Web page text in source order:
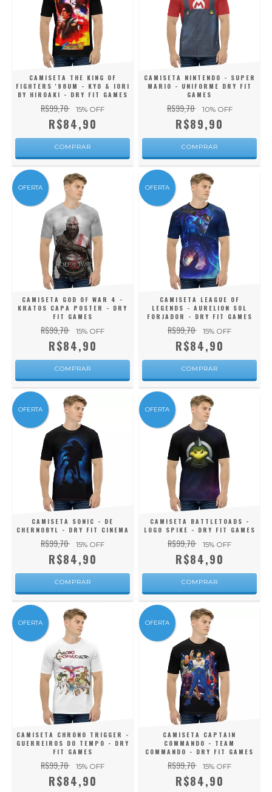
CAMISETA THE KING OF
FIGHTERS '98UM - KYO & IORI
BY HIROAKI - DRY FIT GAMES
R$99,70 15% OFF
R$84,90
COMPRAR
CAMISETA NINTENDO - SUPER
MARIO - UNIFORME DRY FIT
GAMES
R$99,70 10% OFF
R$89,90
COMPRAR
OFERTA
CAMISETA GOD OF WAR 4 -
KRATOS CAPA POSTER - DRY
FIT GAMES
R$99,70 15% OFF
R$84,90
COMPRAR
OFERTA
CAMISETA LEAGUE OF
LEGENDS - AURELION SOL
FORJADOR - DRY FIT GAMES
R$99,70 15% OFF
R$84,90
COMPRAR
OFERTA
CAMISETA SONIC - DE
CHERNOBYL - DRY FIT CINEMA
R$99,70 15% OFF
R$84,90
COMPRAR
OFERTA
CAMISETA BATTLETOADS -
LOGO SPIKE - DRY FIT GAMES
R$99,70 15% OFF
R$84,90
COMPRAR
OFERTA
CAMISETA CHRONO TRIGGER -
GUERREIROS DO TEMPO - DRY
FIT GAMES
R$99,70 15% OFF
R$84,90
OFERTA
CAMISETA CAPTAIN
COMMANDO - TEAM
COMMANDO - DRY FIT GAMES
R$99,70 15% OFF
R$84,90